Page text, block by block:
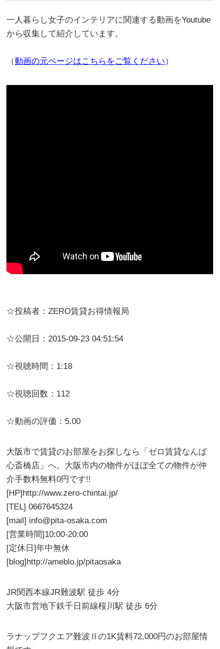
一人暮らし女子のインテリアに関連する動画をYoutube
から収集して紹介しています。
（動画の元ページはこちらをご覧ください）
☆投稿者：ZERO賃貸お得情報局
☆公開日：2015-09-23 04:51:54
☆視聴時間：1:18
☆視聴回数：112
☆動画の評価：5.00
大阪市で賃貸のお部屋をお探しなら「ゼロ賃貸なんば
心斎橋店」へ。大阪市内の物件がほぼ全ての物件が仲
介手数料無料0円です!!
[HP]http://www.zero-chintai.jp/
[TEL] 0667645324
[mail] info@pita-osaka.com
[営業時間]10:00-20:00
[定休日]年中無休
[blog]http://ameblo.jp/pitaosaka
JR関西本線JR難波駅 徒歩 4分
大阪市営地下鉄千日前線桜川駅 徒歩 6分
ラナップフクエア難波Ⅱの1K賃料72,000円のお部屋情